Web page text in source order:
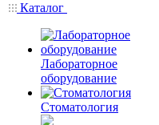
Каталог
Лабораторное
оборудование
Стоматология